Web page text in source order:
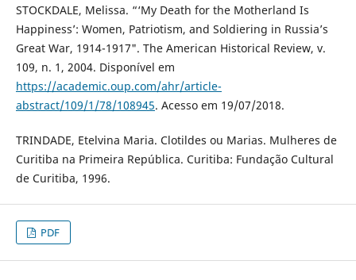
STOCKDALE, Melissa. “‘My Death for the Motherland Is
Happiness’: Women, Patriotism, and Soldiering in Russia’s
Great War, 1914-1917". The American Historical Review, v.
109, n. 1, 2004. Disponível em
https://academic.oup.com/ahr/article-
abstract/109/1/78/108945. Acesso em 19/07/2018.
TRINDADE, Etelvina Maria. Clotildes ou Marias. Mulheres de
Curitiba na Primeira República. Curitiba: Fundação Cultural
de Curitiba, 1996.
PDF